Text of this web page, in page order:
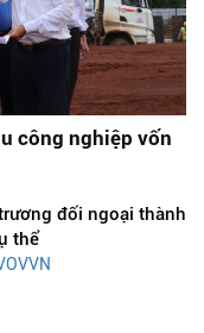
công nghiệp vốn
đối ngoại thành
thể